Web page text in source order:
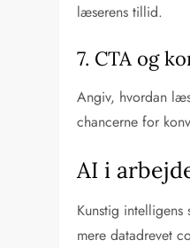
læserens tillid.
7. CTA og
Angiv, hvordan
chancerne for
AI i
Kunstig
mere datadrevet